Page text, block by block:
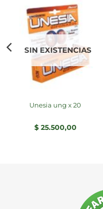
SIN EXISTENCIAS
unesia ung x 20
$25.500,00